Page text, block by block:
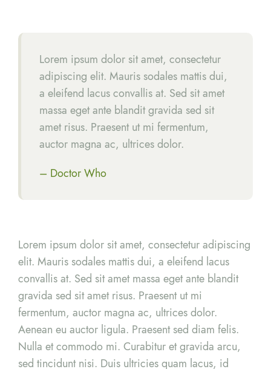
Lorem ipsum dolor sit amet, consectetur
adipiscing elit. Mauris sodales mattis dui,
a eleifend lacus convallis at. Sed sit amet
massa eget ante blandit gravida sed sit
amet risus. Praesent ut mi fermentum,
auctor magna ac, ultrices dolor.
– Doctor Who
Lorem ipsum dolor sit amet, consectetur adipiscing
elit. Mauris sodales mattis dui, a eleifend lacus
convallis at. Sed sit amet massa eget ante blandit
gravida sed sit amet risus. Praesent ut mi
fermentum, auctor magna ac, ultrices dolor.
Aenean eu auctor ligula. Praesent sed diam felis.
Nulla et commodo mi. Curabitur et gravida arcu,
sed tincidunt nisi. Duis ultricies quam lacus, id